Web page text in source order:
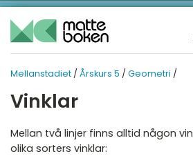
Mellanstadiet / Årskurs 5 / Geometri /
Vinklar
Mellan två linjer finns alltid någon
olika sorters vinklar:
Översikt
4